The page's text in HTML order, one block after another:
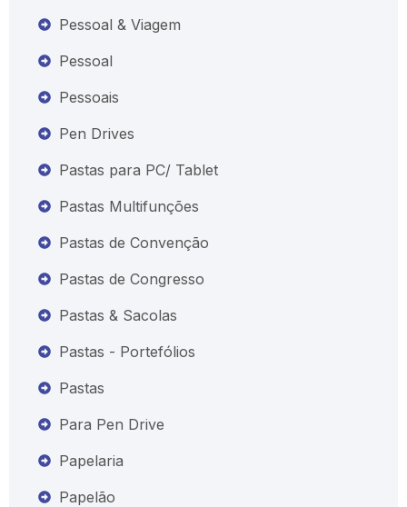
Pessoal & Viagem
Pessoal
Pessoais
Pen Drives
Pastas para PC/ Tablet
Pastas Multifunções
Pastas de Convenção
Pastas de Congresso
Pastas & Sacolas
Pastas - Portefólios
Pastas
Para Pen Drive
Papelaria
Papelão